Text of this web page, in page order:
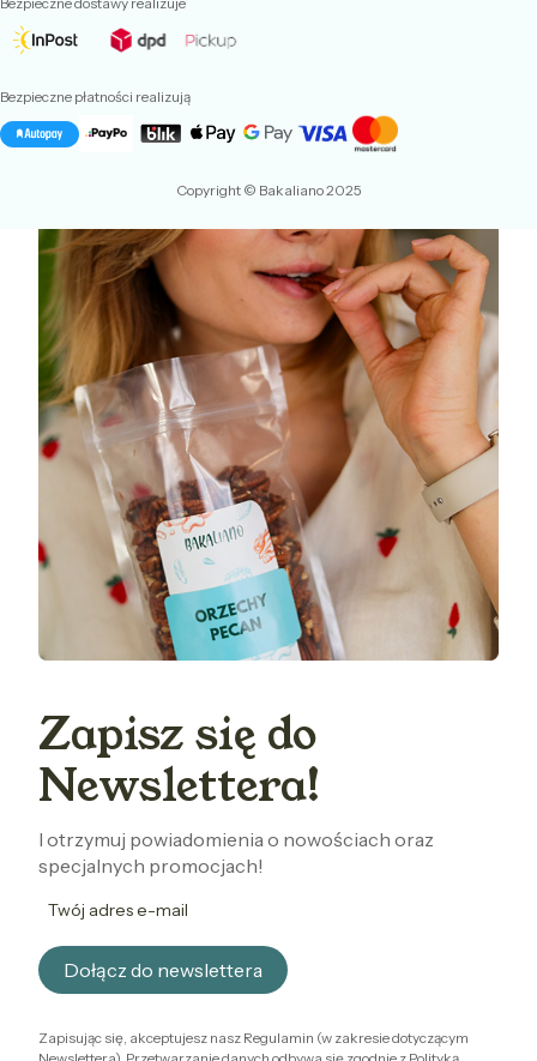
Bezpieczne płatności realizują
Copyright © Bakaliano 2025
Zapisz się do
Newslettera!
I otrzymuj powiadomienia o nowościach oraz
specjalnych promocjach!
Twój adres e-mail
Dołącz do newslettera
Zapisując się, akceptujesz nasz Regulamin (w zakresie dotyczącym